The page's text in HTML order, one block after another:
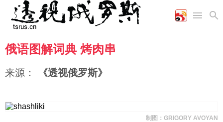
首页
国际
时政
空军
海军
财经
商业
农业
文艺
教育
图片新闻
高清图片
图表
俄语图解词典 烤肉串
来源： 《透视俄罗斯》
制图：GRIGORY AVOYAN